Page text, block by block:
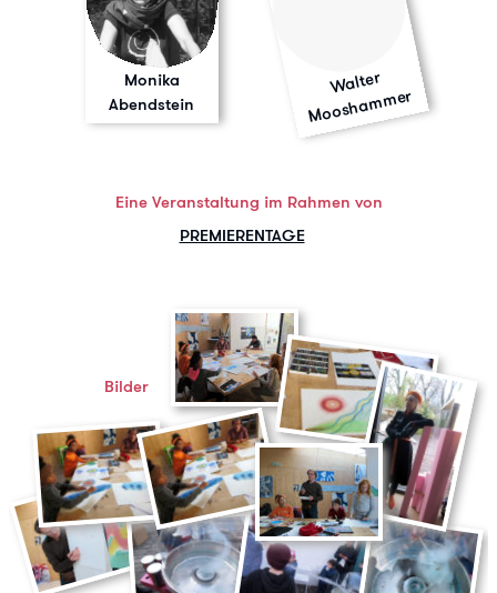
Monika
Abendstein
Walter
Moosha
m
mer
Eine Veranstaltung im Rahmen von
PREMIERENTAGE
Bilder